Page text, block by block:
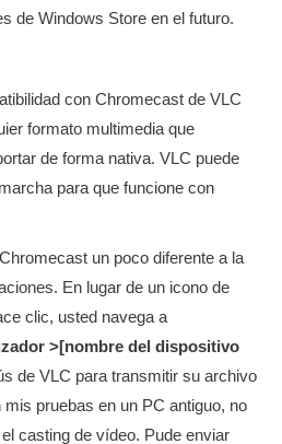
de Windows Store en el futuro.
con Chromecast de VLC
formato multimedia que
de forma nativa. VLC puede
para que funcione con
un poco diferente a la
En lugar de un icono de
clic, usted navega a
>[nombre del dispositivo
de VLC para transmitir su archivo
pruebas en un PC antiguo, no
casting de vídeo. Pude enviar